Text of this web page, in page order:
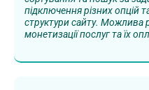
підключення різних опцій
структури сайту. Можлива
монетизації послуг та їх